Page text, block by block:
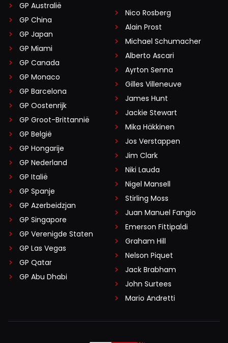
GP Australië
GP China
GP Japan
GP Miami
GP Canada
GP Monaco
GP Barcelona
GP Oostenrijk
GP Groot-Brittannië
GP België
GP Hongarije
GP Nederland
GP Italië
GP Spanje
GP Azerbeidzjan
GP Singapore
GP Verenigde Staten
GP Las Vegas
GP Qatar
GP Abu Dhabi
Nico Rosberg
Alain Prost
Michael Schumacher
Alberto Ascari
Ayrton Senna
Gilles Villeneuve
James Hunt
Jackie Stewart
Mika Häkkinen
Jos Verstappen
Jim Clark
Niki Lauda
Nigel Mansell
Stirling Moss
Juan Manuel Fangio
Emerson Fittipaldi
Graham Hill
Nelson Piquet
Jack Brabham
John Surtees
Mario Andretti